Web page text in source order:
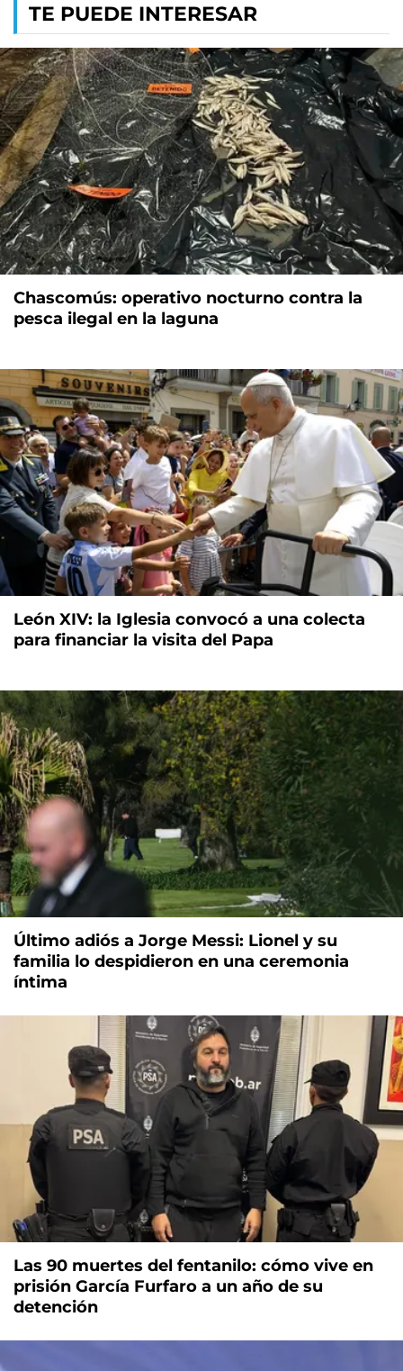
TE PUEDE INTERESAR
Chascomús: operativo nocturno contra la
pesca ilegal en la laguna
León XIV: la Iglesia convocó a una colecta
para financiar la visita del Papa
Último adiós a Jorge Messi: Lionel y su
familia lo despidieron en una ceremonia
íntima
Las 90 muertes del fentanilo: cómo vive en
prisión García Furfaro a un año de su
detención